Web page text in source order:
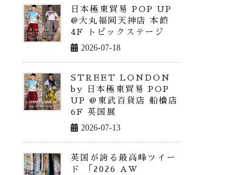
日本極東貿易 POP UP
@大丸福岡天神店 本館
4F トピックステージ
2026-07-18
STREET LONDON
by 日本極東貿易 POP
UP @東武百貨店 船橋店
6F 英国展
2026-07-13
英国が誇る最高峰ツイー
ド 「2026 AW